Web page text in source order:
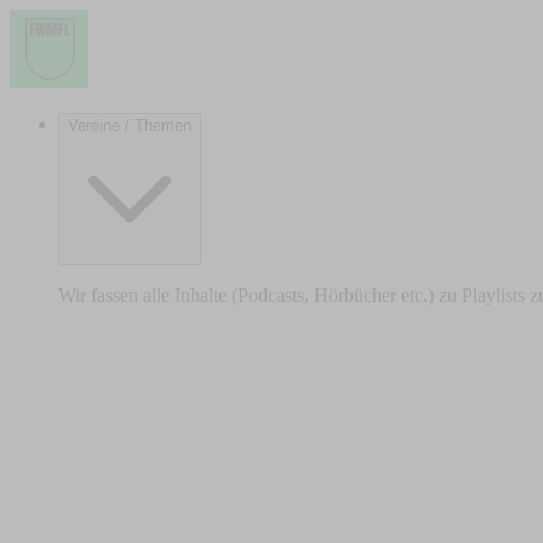
Vereine / Themen
Wir fassen alle Inhalte (Podcasts, Hörbücher etc.) zu Playlists